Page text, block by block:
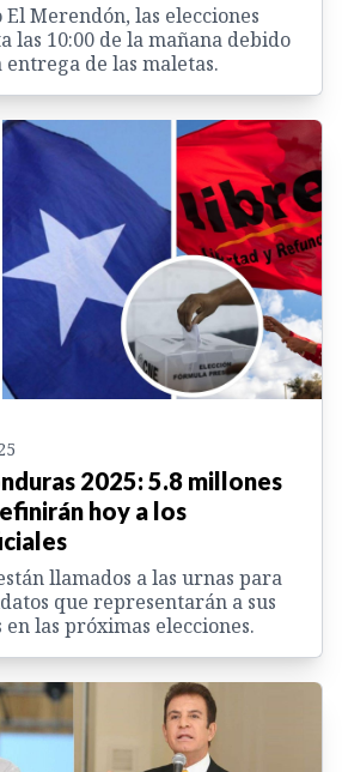
El Merendón, las elecciones
las 10:00 de la mañana debido
de las maletas.
2025: 5.8 millones
hoy a los
llamados a las urnas para
que representarán a sus
las próximas elecciones.